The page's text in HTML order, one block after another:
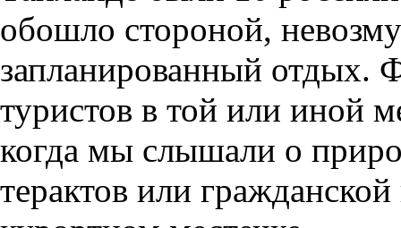
обошло стороной,
запланированный отдых.
туристов в той или иной
когда мы слышали о
терактов или